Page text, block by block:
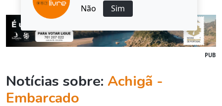
Não
Sim
PUB
Notícias sobre: Achigã -
Embarcado